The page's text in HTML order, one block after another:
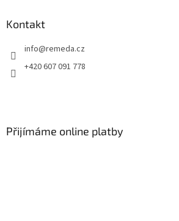
Kontakt
info@remeda.cz
+420 607 091 778
Přijímáme online platby